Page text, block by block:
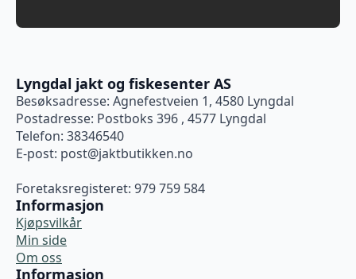
Lyngdal jakt og fiskesenter AS
Besøksadresse: Agnefestveien 1, 4580 Lyngdal
Postadresse: Postboks 396 , 4577 Lyngdal
Telefon: 38346540
E-post: post@jaktbutikken.no
Foretaksregisteret: 979 759 584
Informasjon
Kjøpsvilkår
Min side
Om oss
Informasjon